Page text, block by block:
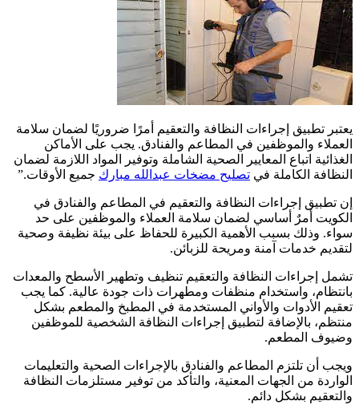
يعتبر تطبيق إجراءات النظافة والتعقيم أمرًا ضروريًا لضمان سلامة
العملاء والموظفين في المطاعم والفنادق. يجب على الأماكن
الغذائية اتباع المعايير الصحية الشاملة وتوفير المواد اللازمة لضمان
النظافة الكاملة في تصليح مضخات عبدالله مبارك جميع الأوقات.”
إن تطبيق إجراءات النظافة والتعقيم في المطاعم والفنادق في
الكويت أمرٌ أساسي لضمان سلامة العملاء والموظفين على حد
سواء. وذلك بسبب الأهمية الكبيرة للحفاظ على بيئة نظيفة وصحية
لتقديم خدمات آمنة ومريحة للزبائن.
تشمل إجراءات النظافة والتعقيم تنظيف وتطهير الأسطح والمعدات
بانتظام، واستخدام منظفات ومطهرات ذات جودة عالية. كما يجب
تعقيم الأدوات والأواني المستخدمة في المطبخ والمطعم بشكل
منتظم، بالإضافة لتطبيق إجراءات النظافة الشخصية للموظفين
وضيوف المطعم.
ويجب أن تلتزم المطاعم والفنادق بالإجراءات الصحية والتعليمات
الواردة من الجهات المعنية، والتأكد من توفير مستلزمات النظافة
والتعقيم بشكل دائم.